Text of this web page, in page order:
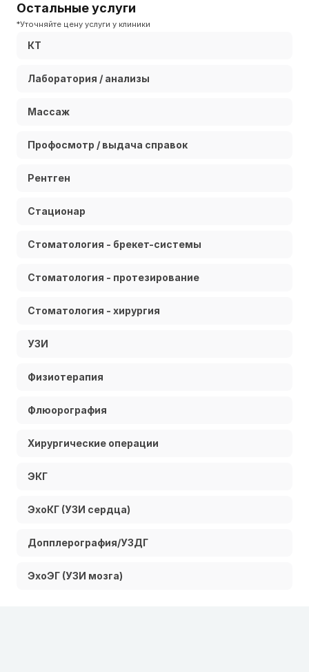
Остальные услуги
*Уточняйте цену услуги у клиники
КТ
Лаборатория / анализы
Массаж
Профосмотр / выдача справок
Рентген
Стационар
Стоматология - брекет-системы
Стоматология - протезирование
Стоматология - хирургия
УЗИ
Физиотерапия
Флюорография
Хирургические операции
ЭКГ
ЭхоКГ (УЗИ сердца)
Допплерография/УЗДГ
ЭхоЭГ (УЗИ мозга)